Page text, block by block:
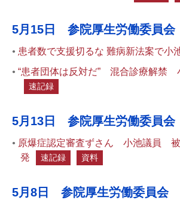
5月15日 参院厚生労働委員会
患者数で支援切るな 難病新法案で小
“患者団体は反対だ” 混合診療解禁
速記録
5月13日 参院厚生労働委員会
原爆症認定審査ずさん 小池議員 被
発
速記録 資料
5月8日 参院厚生労働委員会